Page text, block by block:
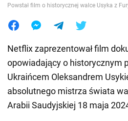
Powstał film o historycznej walce Usyka z
Netflix zaprezentował film
opowiadający o historycznym
Ukraińcem Oleksandrem
absolutnego mistrza świata
Arabii Saudyjskiej 18 maja